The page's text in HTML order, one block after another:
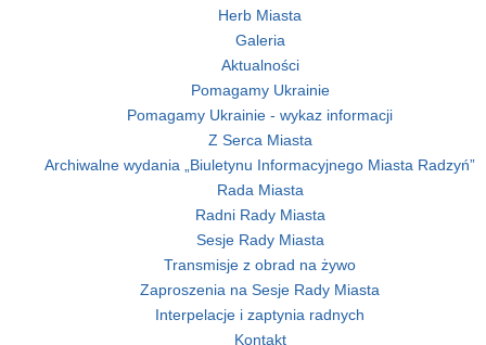
Herb Miasta
Galeria
Aktualności
Pomagamy Ukrainie
Pomagamy Ukrainie - wykaz informacji
Z Serca Miasta
Archiwalne wydania „Biuletynu Informacyjnego Miasta Radzyń”
Rada Miasta
Radni Rady Miasta
Sesje Rady Miasta
Transmisje z obrad na żywo
Zaproszenia na Sesje Rady Miasta
Interpelacje i zaptynia radnych
Kontakt